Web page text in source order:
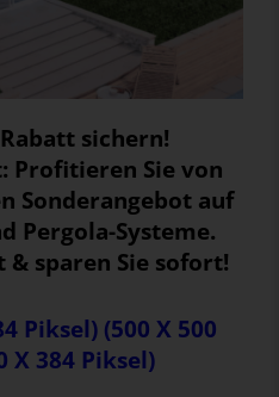
sichern!
Profitieren Sie von
Sonderangebot auf
Pergola-Systeme.
sparen Sie sofort!